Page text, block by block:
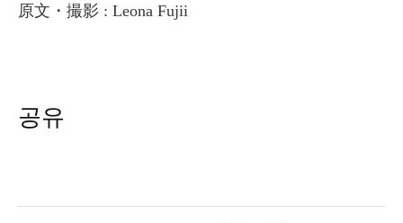
原文・撮影 : Leona Fujii
공유